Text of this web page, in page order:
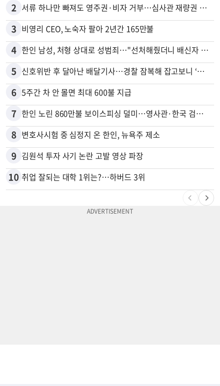
2 서류 하나만 빠져도 영주권·비자 거부…심사관 재량권 대폭 확대
3 비영리 CEO, 노숙자 팔아 2년간 165만불
4 한인 남성, 처형 상대로 성범죄…"선처해줬더니 배신자 취급"
5 신호위반 후 달아난 배달기사…경찰 잠복해 잡고보니 ‘반전’
6 5주간 차 안 몰면 최대 600불 지급
7 한인 노린 860만불 보이스피싱 덜미…영사관·한국 검찰 사칭
8 변호사시험 중 심정지 온 한인, 뉴욕주 제소
9 김원석 투자 사기 논란 고발 영상 파장
10 취업 잘되는 대학 1위는?…하버드 3위